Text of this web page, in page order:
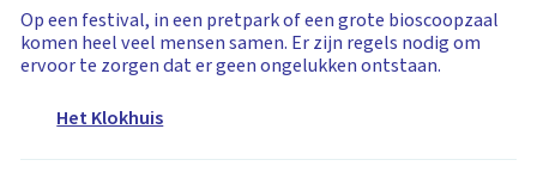
Op een festival, in een pretpark of een grote bioscoopzaal
komen heel veel mensen samen. Er zijn regels nodig om
ervoor te zorgen dat er geen ongelukken ontstaan.
Het Klokhuis